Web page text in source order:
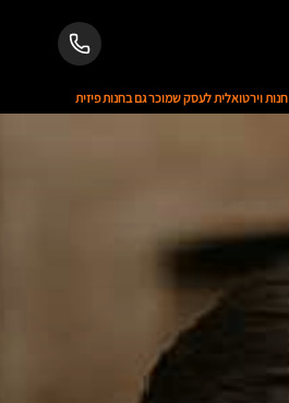
חנות וירטואלית לעסק שמוכר גם בחנות פיזית